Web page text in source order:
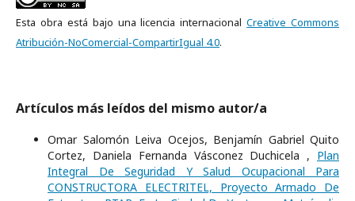
Esta obra está bajo una licencia internacionalCreative Commons
Atribución-NoComercial-CompartirIgual 4.0.
Artículos más leídos del mismo autor/a
Omar Salomón Leiva Ocejos, Benjamín Gabriel Quito
Cortez, Daniela Fernanda Vásconez Duchicela , Plan
Integral De Seguridad Y Salud Ocupacional Para
CONSTRUCTORA ELECTRITEL, Proyecto Armado De